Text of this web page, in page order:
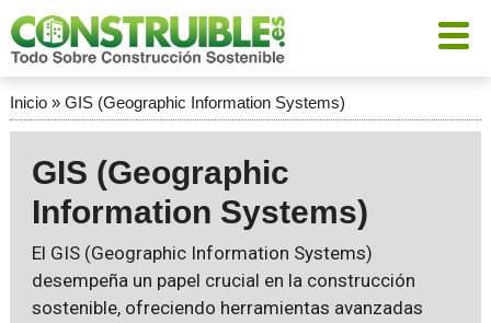
Inicio» GIS (Geographic Information Systems)
GIS (Geographic
Information Systems)
El GIS (Geographic Information Systems)
desempeña un papel crucial en la construcción
sostenible, ofreciendo herramientas avanzadas